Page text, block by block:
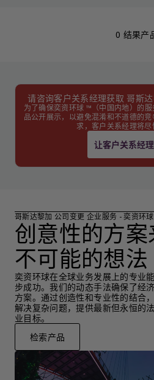
0 结果产
请咨询客户关系经理获取 哥斯
为了确保奕资环球 ™（中国内地）的
品公开展示，以避免混淆和不道德的
求，客户关系经理将尽
让客户关系经
哥斯达黎加 公司变更 企业服务 - 奕资环球
创意性的方
不可能的想法
奕资环球在全球业务发展上的专业
步成功。我们的动态手法确保了经
方案。通过创造性和专业性的结合
解决复杂问题，提供最新但永恒的
业目标。
检索产品